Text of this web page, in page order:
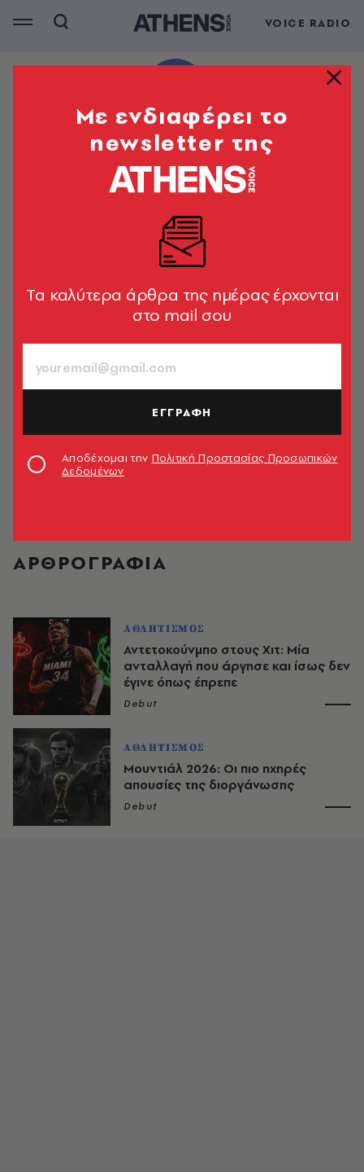
VOICE RADIO
ΑΡΘΡΟΓΡΑΦΙΑ
ΑΘΛΗΤΙΣΜΟΣ
Αντετοκούνμπο στους Χιτ: Μία
ανταλλαγή που άργησε και ίσως δεν
έγινε όπως έπρεπε
Debut
ΑΘΛΗΤΙΣΜΟΣ
Μουντιάλ 2026: Οι πιο ηχηρές
απουσίες της διοργάνωσης
Debut
Mε ενδιαφέρει το
newsletter της
Tα καλύτερα άρθρα της ημέρας έρχονται
στο mail σου
ΕΓΓΡΑΦΗ
Αποδέχομαι την Πολιτική Προστασίας Προσωπικών
Δεδομένων